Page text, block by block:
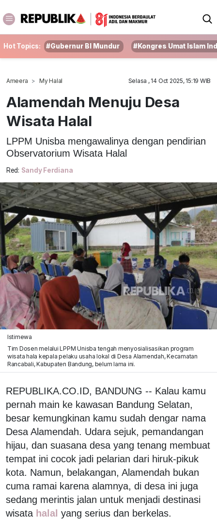
Hot Topics: #Gubernur BI Mundur #Kongres Umat Islam
Ameera My Halal Selasa , 14 Oct 2025, 15:19 WIB
Alamendah Menuju Desa
Wisata Halal
LPPM Unisba mengawalinya dengan pendirian
Observatorium Wisata Halal
Red: Sandy Ferdiana
Istimewa
Tim Dosen melalui LPPM Unisba tengah menyosialisasikan program
wisata hala kepala pelaku usaha lokal di Desa Alamendah, Kecamatan
Rancabali, Kabupaten Bandung, belum lama ini.
REPUBLIKA.CO.ID, BANDUNG -- Kalau kamu
pernah main ke kawasan Bandung Selatan,
besar kemungkinan kamu sudah dengar nama
Desa Alamendah. Udara sejuk, pemandangan
hijau, dan suasana desa yang tenang membuat
tempat ini cocok jadi pelarian dari hiruk-pikuk
kota. Namun, belakangan, Alamendah bukan
cuma ramai karena alamnya, di desa ini juga
sedang merintis jalan untuk menjadi destinasi
wisata halal yang serius dan berkelas.